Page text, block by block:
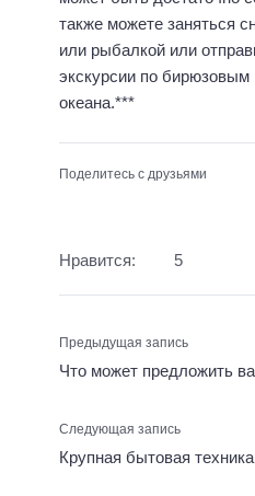
также можете заняться
или рыбалкой или
экскурсии по бирюзовым
океана.***
Поделитесь с друзьями
Нравится: 5
Предыдущая запись
Что может предложить
Следующая запись
Крупная бытовая